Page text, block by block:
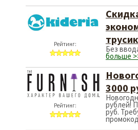
Рейтинг: Без
больше
Рейтинг:
3000
рублей!
руб.